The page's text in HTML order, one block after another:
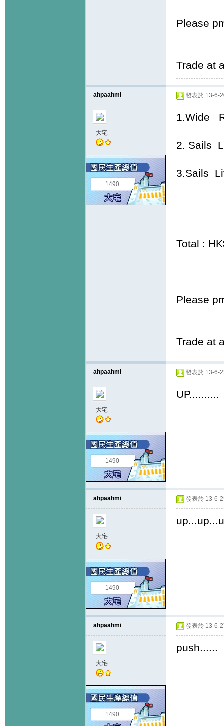
Please
Trade at
ahpaahmi
大宅
1490
發表於 13-6-
1.Wide
2. Sails
3.Sails
Total :
Please
Trade at
ahpaahmi
大宅
1490
發表於 13-6-
UP..........
ahpaahmi
大宅
1490
發表於 13-6-
ahpaahmi
大宅
1490
發表於 13-6-
push......